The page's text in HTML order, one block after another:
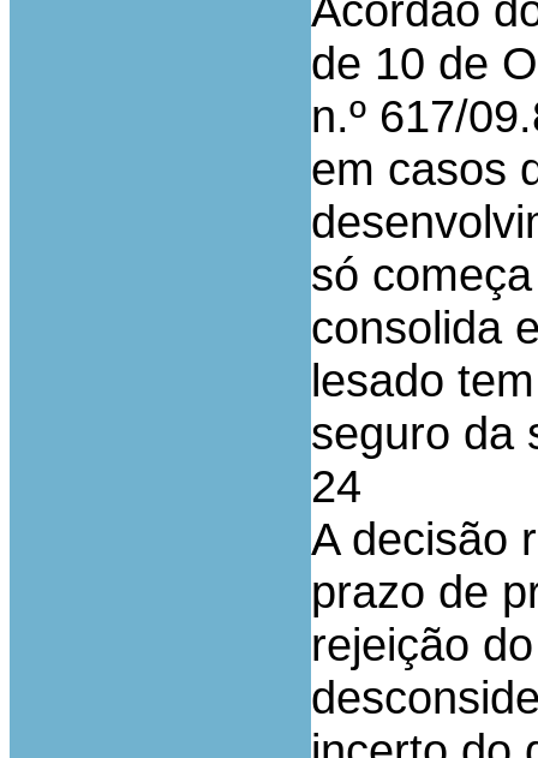
de 10 de
n.º 617/
em casos
só
consolida
lesado
seguro da
24
A decisão
prazo de
rejeição